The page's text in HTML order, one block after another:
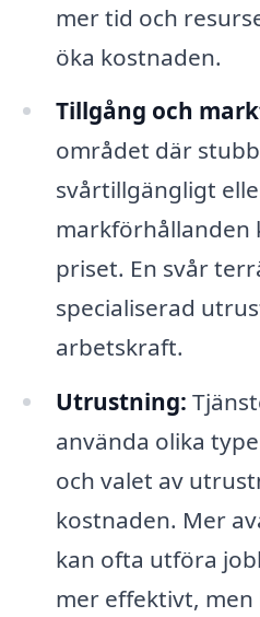
mer tid och
öka kostnaden.
Tillgång och
området där
svårtillgängligt
markförhållanden
priset. En svår
specialiserad
arbetskraft.
Utrustning:
använda olika
och valet av
kostnaden. Mer
kan ofta utföra
mer effektivt, men